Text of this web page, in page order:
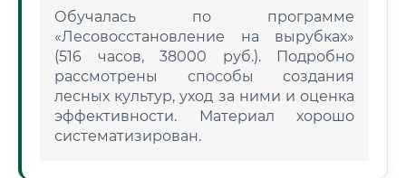
Обучалась по программе
«Лесовосстановление на вырубках»
(516 часов, 38000 руб.). Подробно
рассмотрены способы создания
лесных культур, уход за ними и оценка
эффективности. Материал хорошо
систематизирован.